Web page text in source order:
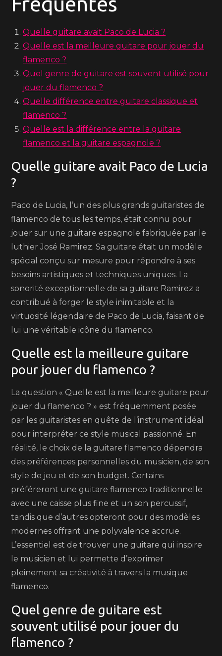
Quelle guitare avait Paco de Lucia ?
Quelle est la meilleure guitare pour jouer du
flamenco ?
Quel genre de guitare est souvent utilisé pour
jouer du flamenco ?
Quelle différence entre guitare classique et
flamenco ?
Quelle est la différence entre la guitare
flamenco et la guitare espagnole ?
Quelle guitare avait Paco de Lucia
?
Paco de Lucia, l’un des plus grands guitaristes de
flamenco de tous les temps, était connu pour
jouer sur une guitare espagnole fabriquée par le
luthier José Ramirez. Sa guitare était un modèle
spécial conçu sur mesure pour répondre à ses
besoins artistiques et techniques uniques. La
sonorité exceptionnelle de sa guitare Ramirez a
contribué à forger le style inimitable et la
virtuosité légendaire de Paco de Lucia, faisant de
lui une véritable icône du flamenco.
Quelle est la meilleure guitare
pour jouer du flamenco ?
La question « Quelle est la meilleure guitare pour
jouer du flamenco ? » est fréquemment posée
par les guitaristes en quête de l’instrument idéal
pour interpréter ce style musical passionné. En
réalité, le choix de la guitare flamenco dépendra
des préférences personnelles du musicien, de son
style de jeu et de son budget. Certains
préféreront une guitare flamenco traditionnelle
avec une caisse plus fine et un son percussif,
tandis que d’autres opteront pour des modèles
modernes offrant une polyvalence accrue.
L’essentiel est de trouver une guitare qui inspire
le musicien et lui permette d’exprimer
pleinement sa créativité à travers la musique
flamenco.
Quel genre de guitare est
souvent utilisé pour jouer du
flamenco ?